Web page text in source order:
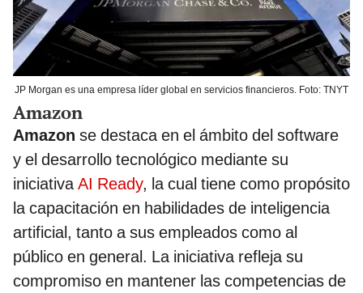
JP Morgan es una empresa líder global en servicios financieros. Foto: TNYT
Amazon
Amazon se destaca en el ámbito del software
y el desarrollo tecnológico mediante su
iniciativaAI Ready, la cual tiene como propósito
la capacitación en habilidades de inteligencia
artificial, tanto a sus empleados como al
público en general. La iniciativa refleja su
compromiso en mantener las competencias de